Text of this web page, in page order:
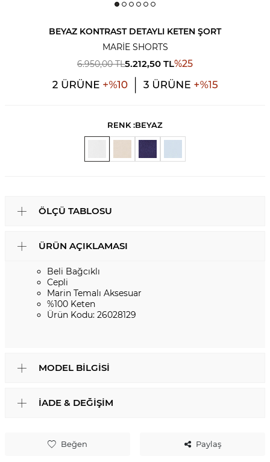
BEYAZ KONTRAST DETAYLI KETEN ŞORT
MARIE SHORTS
6.950,00TL5.212,50 TL%25
RENK :BEYAZ
Beğen Paylaş
ÖLÇÜ TABLOSU
ÜRÜN AÇIKLAMASI
Beli Bağcıklı
Cepli
Marin Temalı Aksesuar
%100 Keten
Ürün Kodu: 26028129
MODEL BILGISI
İADE & DEĞIŞIM